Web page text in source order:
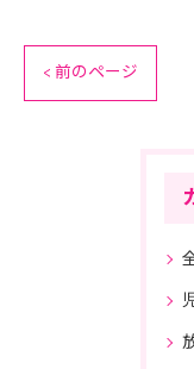
< 前のページ